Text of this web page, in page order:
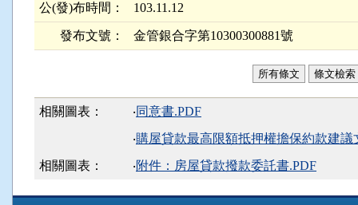
公(發)布時間： 103.11.12
發布文號： 金管銀合字第10300300881號
所有條文 條文檢索
相關圖表： ‧同意書.PDF
‧購屋貸款最高限額抵押權擔保約款建議
相關圖表：
‧附件：房屋貸款撥款委託書.PDF